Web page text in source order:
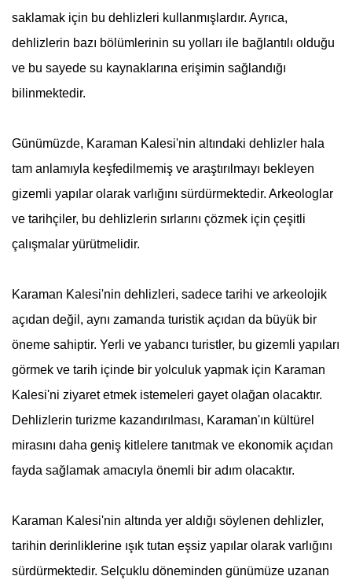
saklamak için bu dehlizleri kullanmışlardır. Ayrıca,
dehlizlerin bazı bölümlerinin su yolları ile bağlantılı olduğu
ve bu sayede su kaynaklarına erişimin sağlandığı
bilinmektedir.
Günümüzde, Karaman Kalesi'nin altındaki dehlizler hala
tam anlamıyla keşfedilmemiş ve araştırılmayı bekleyen
gizemli yapılar olarak varlığını sürdürmektedir. Arkeologlar
ve tarihçiler, bu dehlizlerin sırlarını çözmek için çeşitli
çalışmalar yürütmelidir.
Karaman Kalesi'nin dehlizleri, sadece tarihi ve arkeolojik
açıdan değil, aynı zamanda turistik açıdan da büyük bir
öneme sahiptir. Yerli ve yabancı turistler, bu gizemli yapıları
görmek ve tarih içinde bir yolculuk yapmak için Karaman
Kalesi'ni ziyaret etmek istemeleri gayet olağan olacaktır.
Dehlizlerin turizme kazandırılması, Karaman'ın kültürel
mirasını daha geniş kitlelere tanıtmak ve ekonomik açıdan
fayda sağlamak amacıyla önemli bir adım olacaktır.
Karaman Kalesi'nin altında yer aldığı söylenen dehlizler,
tarihin derinliklerine ışık tutan eşsiz yapılar olarak varlığını
sürdürmektedir. Selçuklu döneminden günümüze uzanan